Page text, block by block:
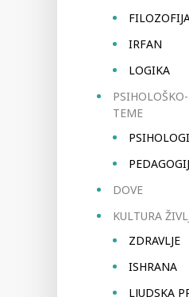
IRFAN
LOGIKA
TEME
DOVE
KULTURA
ZDRAVLJE
ISHRANA
LJUDSKA